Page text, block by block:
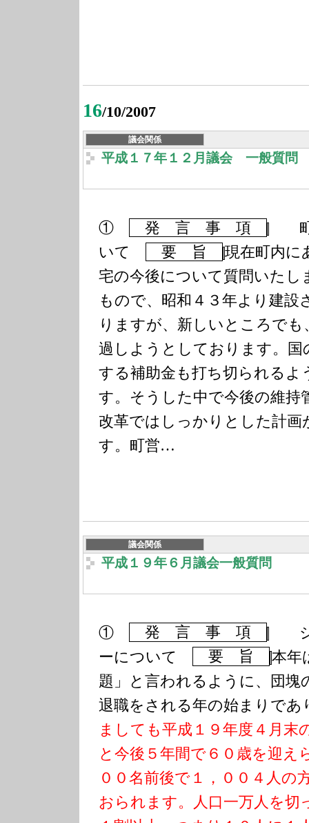
16/10/2007
議会関係
平成１７年１２月議会 一般質問
① 発 言 事 項
町
いて
要 旨
現在町内に
宅の今後について質問いたし
もので、昭和４３年より建設
りますが、新しいところで
過しようとしております。
国
する補助金も打ち切られるよ
す。 そうした中で今後の維持
改革ではしっかりとした計画
す。町営…
議会関係
平成１９年６月議会一般質問
① 発 言 事 項
シ
ーについて
要 旨
本年
題」と言われるように、団塊
退職をされる年の始まりであ
ましても平成１９年度４月末
と今後５年間で６０歳を迎え
００名前後で１，００４人の
おられます。
人口一万人を切